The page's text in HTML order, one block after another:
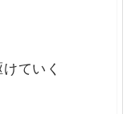
ていく